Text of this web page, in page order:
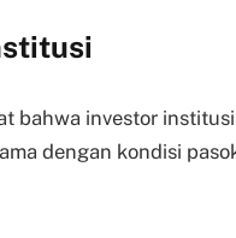
bahwa investor
dengan kondisi